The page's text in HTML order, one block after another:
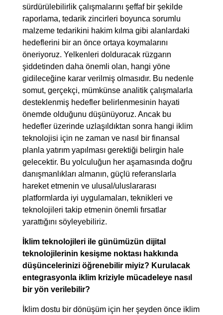
sürdürülebilirlik çalışmalarını şeffaf bir şekilde
raporlama, tedarik zincirleri boyunca sorumlu
malzeme tedarikini hakim kılma gibi alanlardaki
hedeflerini bir an önce ortaya koymalarını
öneriyoruz. Yelkenleri dolduracak rüzgarın
şiddetinden daha önemli olan, hangi yöne
gidileceğine karar verilmiş olmasıdır. Bu nedenle
somut, gerçekçi, mümkünse analitik çalışmalarla
desteklenmiş hedefler belirlenmesinin hayati
önemde olduğunu düşünüyoruz. Ancak bu
hedefler üzerinde uzlaşıldıktan sonra hangi iklim
teknolojisi için ne zaman ve nasıl bir finansal
planla yatırım yapılması gerektiği belirgin hale
gelecektir. Bu yolculuğun her aşamasında doğru
danışmanlıkları almanın, güçlü referanslarla
hareket etmenin ve ulusal/uluslararası
platformlarda iyi uygulamaları, teknikleri ve
teknolojileri takip etmenin önemli fırsatlar
yarattığını söyleyebiliriz.
İklim teknolojileri ile günümüzün dijital
teknolojilerinin kesişme noktası hakkında
düşüncelerinizi öğrenebilir miyiz? Kurulacak
entegrasyonla iklim kriziyle mücadeleye nasıl
bir yön verilebilir?
İklim dostu bir dönüşüm için her şeyden önce iklim